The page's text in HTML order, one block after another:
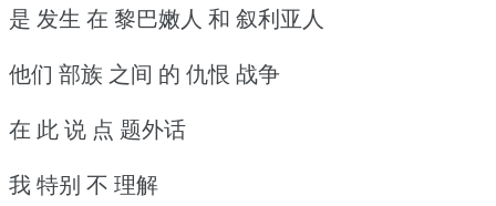
是 发生 在 黎巴嫩人 和 叙利亚人
他们 部族 之间 的 仇恨 战争
在 此 说 点 题外话
我 特别 不 理解